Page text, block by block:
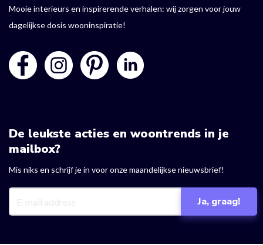
Mooie interieurs en inspirerende verhalen: wij zorgen voor jouw
dagelijkse dosis wooninspiratie!
De leukste acties en woontrends in je
mailbox?
Mis niks en schrijf je in voor onze maandelijkse nieuwsbrief!